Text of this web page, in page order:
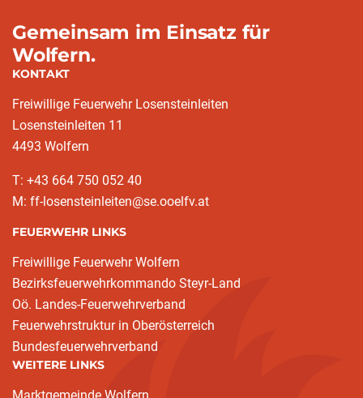
Gemeinsam im Einsatz für
Wolfern.
KONTAKT
Freiwillige Feuerwehr Losensteinleiten
Losensteinleiten 11
4493 Wolfern
T: +43 664 750 052 40
M: ff-losensteinleiten@se.ooelfv.at
FEUERWEHR LINKS
Freiwillige Feuerwehr Wolfern
Bezirksfeuerwehrkommando Steyr-Land
Oö. Landes-Feuerwehrverband
Feuerwehrstruktur in Oberösterreich
Bundesfeuerwehrverband
WEITERE LINKS